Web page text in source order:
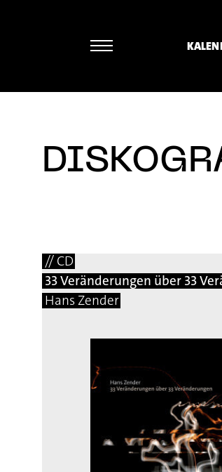
// CD
33 Veränderungen über 33
Hans Zender